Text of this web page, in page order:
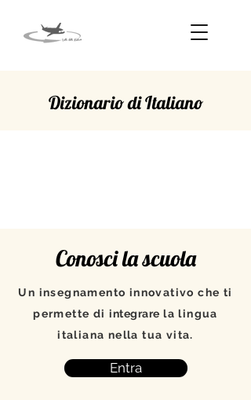
Dizionario di Italiano
Conosci la scuola
Un insegnamento innovativo che ti
permette diintegrare la lingua
italiana nella tua vita.
Entra